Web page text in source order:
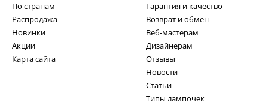
По странам
Распродажа
Новинки
Акции
Карта сайта
Гарантия и качество
Возврат и обмен
Веб-мастерам
Дизайнерам
Отзывы
Новости
Статьи
Типы лампочек